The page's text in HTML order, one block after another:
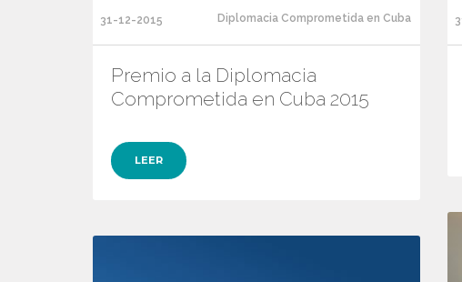
31-12-2015 Diplomacia Comprometida en Cuba
Premio a la Diplomacia
Comprometida en Cuba 2015
LEER